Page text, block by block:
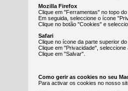
Mozilla Firefox
Clique em "Ferramentas" no topo
Em seguida, seleccione o ícone
Clique no botão "Cookies" e
Safari
Clique no ícone da parte superior
Clique em "Privacidade",
Clique em "Salvar".
Como gerir as cookies no seu
Para activar os cookies no nosso